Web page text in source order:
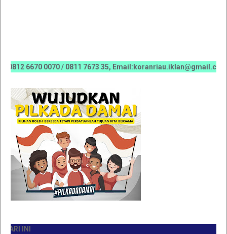
6670 0070 / 0811 7673 35, Email:koranriau.iklan@gmail.com
INI